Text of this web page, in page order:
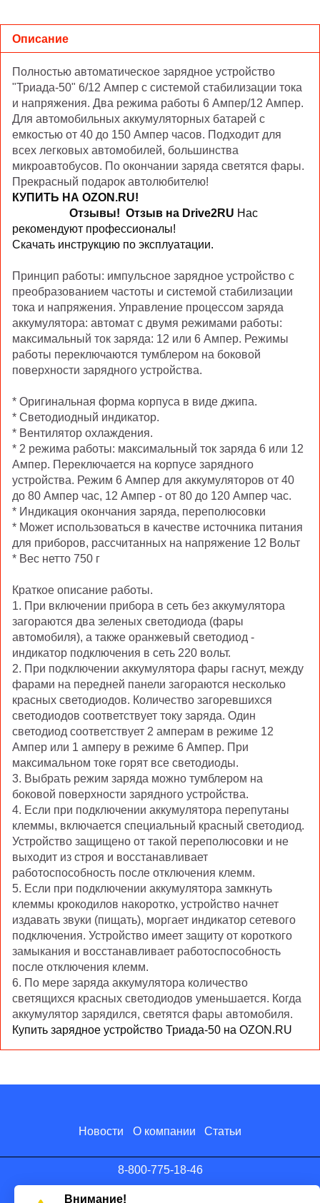
Описание
Полностью автоматическое зарядное устройство
"Триада-50" 6/12 Ампер с системой стабилизации тока
и напряжения. Два режима работы 6 Ампер/12 Ампер.
Для автомобильных аккумуляторных батарей с
емкостью от 40 до 150 Ампер часов. Подходит для
всех легковых автомобилей, большинства
микроавтобусов. По окончании заряда светятся фары.
Прекрасный подарок автолюбителю!
КУПИТЬ НА OZON.RU!
Отзывы! Отзыв на Drive2RU Нас
рекомендуют профессионалы!
Скачать инструкцию по эксплуатации.
Принцип работы: импульсное зарядное устройство с
преобразованием частоты и системой стабилизации
тока и напряжения. Управление процессом заряда
аккумулятора: автомат с двумя режимами работы:
максимальный ток заряда: 12 или 6 Ампер. Режимы
работы переключаются тумблером на боковой
поверхности зарядного устройства.
* Оригинальная форма корпуса в виде джипа.
* Светодиодный индикатор.
* Вентилятор охлаждения.
* 2 режима работы: максимальный ток заряда 6 или 12
Ампер. Переключается на корпусе зарядного
устройства. Режим 6 Ампер для аккумуляторов от 40
до 80 Ампер час, 12 Ампер - от 80 до 120 Ампер час.
* Индикация окончания заряда, переполюсовки
* Может использоваться в качестве источника питания
для приборов, рассчитанных на напряжение 12 Вольт
* Вес нетто 750 г
Краткое описание работы.
1. При включении прибора в сеть без аккумулятора
загораются два зеленых светодиода (фары
автомобиля), а также оранжевый светодиод -
индикатор подключения в сеть 220 вольт.
2. При подключении аккумулятора фары гаснут, между
фарами на передней панели загораются несколько
красных светодиодов. Количество загоревшихся
светодиодов соответствует току заряда. Один
светодиод соответствует 2 амперам в режиме 12
Ампер или 1 амперу в режиме 6 Ампер. При
максимальном токе горят все светодиоды.
3. Выбрать режим заряда можно тумблером на
боковой поверхности зарядного устройства.
4. Если при подключении аккумулятора перепутаны
клеммы, включается специальный красный светодиод.
Устройство защищено от такой переполюсовки и не
выходит из строя и восстанавливает
работоспособность после отключения клемм.
5. Если при подключении аккумулятора замкнуть
клеммы крокодилов накоротко, устройство начнет
издавать звуки (пищать), моргает индикатор сетевого
подключения. Устройство имеет защиту от короткого
замыкания и восстанавливает работоспособность
после отключения клемм.
6. По мере заряда аккумулятора количество
светящихся красных светодиодов уменьшается. Когда
аккумулятор зарядился, светятся фары автомобиля.
Купить зарядное устройство Триада-50 на OZON.RU
Новости О компании Статьи
8-800-775-18-46
info@antenna.ru
Внимание!